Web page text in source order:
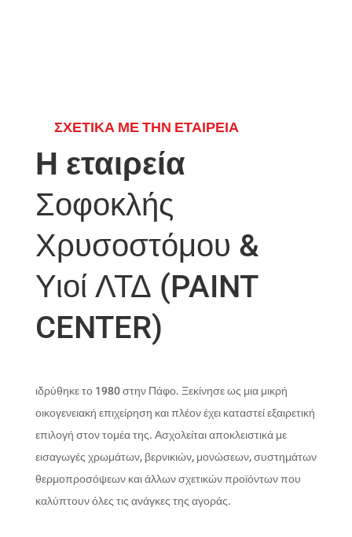
ΣΧΕΤΙΚΑ ΜΕ ΤΗΝ ΕΤΑΙΡΕΙΑ
Η εταιρεία
Σοφοκλής
Χρυσοστόμου &
Υιοί ΛΤΔ (PAINT
CENTER)
ιδρύθηκε το 1980 στην Πάφο. Ξεκίνησε ως μια μικρή
οικογενειακή επιχείρηση και πλέον έχει καταστεί εξαιρετική
επιλογή στον τομέα της. Ασχολείται αποκλειστικά με
εισαγωγές χρωμάτων, βερνικιών, μονώσεων, συστημάτων
θερμοπροσόψεων και άλλων σχετικών προϊόντων που
καλύπτουν όλες τις ανάγκες της αγοράς.